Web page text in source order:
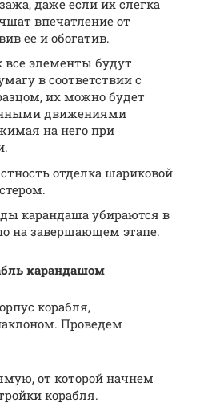
даже если их слегка
впечатление от
ее и обогатив.
все элементы будут
в соответствии с
их можно будет
движениями
на него при
отделка шариковой
карандаша убираются в
на завершающем этапе.
карандашом
корабля,
Проведем
от которой начнем
корабля.